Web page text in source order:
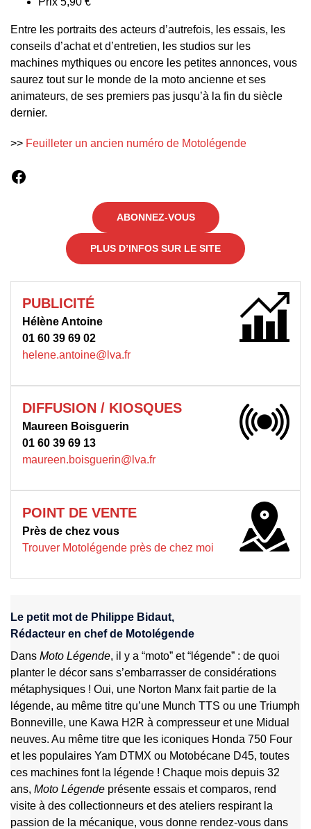
Entre les portraits des acteurs d’autrefois, les essais, les
conseils d’achat et d’entretien, les studios sur les
machines mythiques ou encore les petites annonces, vous
saurez tout sur le monde de la moto ancienne et ses
animateurs, de ses premiers pas jusqu’à la fin du siècle
dernier.
>> Feuilleter un ancien numéro de Motolégende
Facebook
ABONNEZ-VOUS
PLUS D’INFOS SUR LE SITE
PUBLICITÉ
Hélène Antoine
01 60 39 69 02
helene.antoine@lva.fr
DIFFUSION / KIOSQUES
Maureen Boisguerin
01 60 39 69 13
maureen.boisguerin@lva.fr
POINT DE VENTE
Près de chez vous
Trouver Motolégende près de chez moi
Le petit mot de Philippe Bidaut,
Rédacteur en chef de Motolégende
Dans Moto Légende, il y a “moto” et “légende” : de quoi
planter le décor sans s’embarrasser de considérations
métaphysiques ! Oui, une Norton Manx fait partie de la
légende, au même titre qu’une Munch TTS ou une Triumph
Bonneville, une Kawa H2R à compresseur et une Midual
neuves. Au même titre que les iconiques Honda 750 Four
et les populaires Yam DTMX ou Motobécane D45, toutes
ces machines font la légende ! Chaque mois depuis 32
ans, Moto Légende présente essais et comparos, rend
visite à des collectionneurs et des ateliers respirant la
passion de la mécanique, vous donne rendez-vous dans